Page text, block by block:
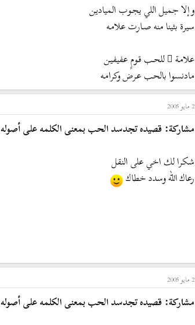
وإلا جميل اللي يجـوب المياديـن
سيرة بثينا منه صـارت علامـه
علامـة ٍ للحـب قـومٍ عفيفيـن
مادنسوا بالحب عـرض وكرامـه
2 مايو 2005
مشاركة: قصيده تجدسد الحب بمعنى الكلمه على أصوله
شكرا لك اخي على النقل
رعاك الله وسدد خطاك
2 مايو 2005
مشاركة: قصيده تجدسد الحب بمعنى الكلمه على أصوله